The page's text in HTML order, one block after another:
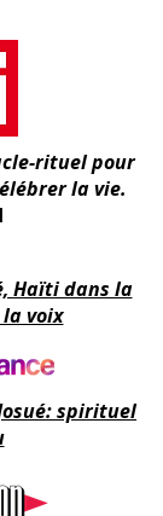
rituel pour
la vie.
Haïti dans la
voix
spirituel